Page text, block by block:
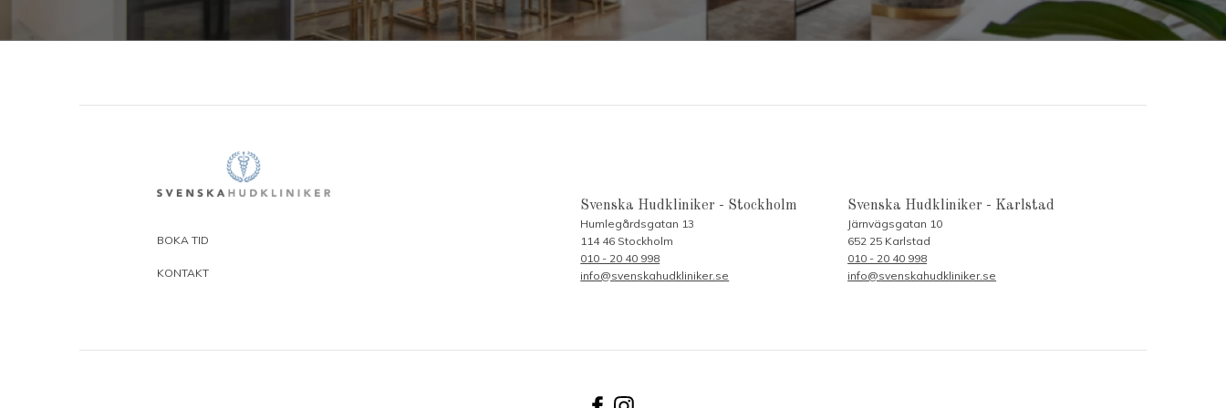
BOKA TID
KONTAKT
Svenska Hudkliniker - Stockholm
Humlegårdsgatan 13
114 46 Stockholm
010 - 20 40 998
info@svenskahudkliniker.se
Svenska Hudkliniker - Karlstad
Järnvägsgatan 10
652 25 Karlstad
010 - 20 40 998
info@svenskahudkliniker.se